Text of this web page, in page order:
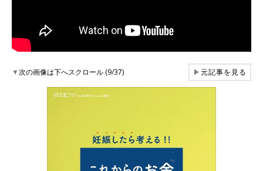
▼次の画像は下へスクロール (9/37) ▶元記事を見る